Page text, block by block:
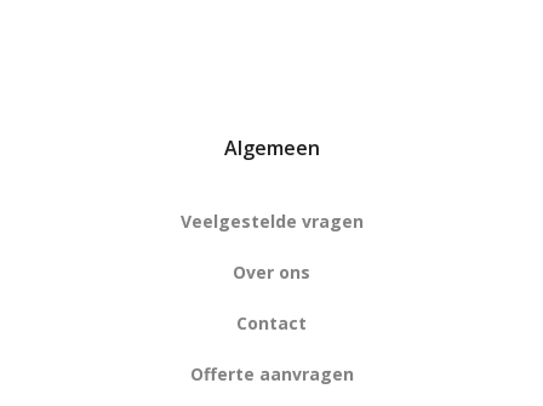
Algemeen
Veelgestelde vragen
Over ons
Contact
Offerte aanvragen